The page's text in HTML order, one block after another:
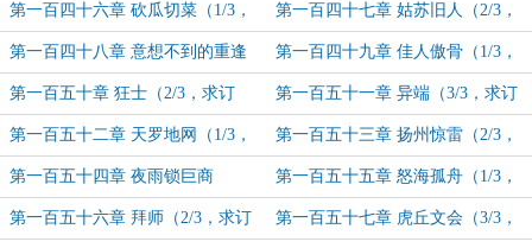
求订阅）
第一百四十六章 砍瓜切菜（1/3，
求订阅）
第一百四十七章 姑苏旧人（2/3，
求订阅）
第一百四十八章 意想不到的重逢
（3/3）
第一百四十九章 佳人傲骨（1/3，
求订阅）
第一百五十章 狂士（2/3，求订
阅）
第一百五十一章 异端（3/3，求订
阅）
第一百五十二章 天罗地网（1/3，
求订阅）
第一百五十三章 扬州惊雷（2/3，
求订阅）
第一百五十四章 夜雨锁巨商
（3/3，求订阅）
第一百五十五章 怒海孤舟（1/3，
求订阅）
第一百五十六章 拜师（2/3，求订 第一百五十七章 虎丘文会（3/3，